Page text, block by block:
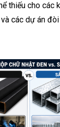
thiếu cho các
các dự án